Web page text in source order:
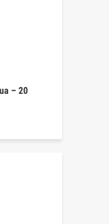
– 20